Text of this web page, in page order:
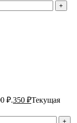
₽.350 ₽Текущая